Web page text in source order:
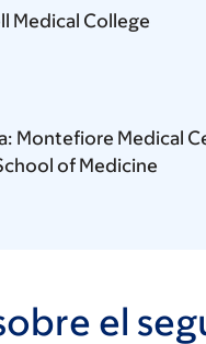
Medical College
Montefiore Medical
of Medicine
el